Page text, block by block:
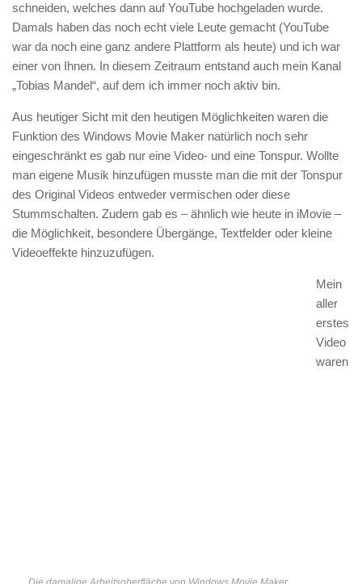
schneiden, welches dann auf YouTube hochgeladen wurde.
Damals haben das noch echt viele Leute gemacht (YouTube
war da noch eine ganz andere Plattform als heute) und ich war
einer von Ihnen. In diesem Zeitraum entstand auch mein Kanal
„Tobias Mandel“, auf dem ich immer noch aktiv bin.
Aus heutiger Sicht mit den heutigen Möglichkeiten waren die
Funktion des Windows Movie Maker natürlich noch sehr
eingeschränkt es gab nur eine Video- und eine Tonspur. Wollte
man eigene Musik hinzufügen musste man die mit der Tonspur
des Original Videos entweder vermischen oder diese
Stummschalten. Zudem gab es – ähnlich wie heute in iMovie –
die Möglichkeit, besondere Übergänge, Textfelder oder kleine
Videoeffekte hinzuzufügen.
Mein
aller
erstes
Video
waren